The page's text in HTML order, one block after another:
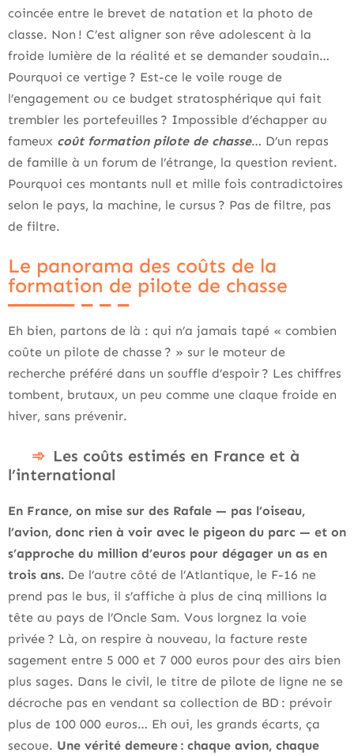
coincée entre le brevet de natation et la photo de
classe. Non ! C’est aligner son rêve adolescent à la
froide lumière de la réalité et se demander soudain…
Pourquoi ce vertige ? Est-ce le voile rouge de
l’engagement ou ce budget stratosphérique qui fait
trembler les portefeuilles ? Impossible d’échapper au
fameux coût formation pilote de chasse… D’un repas
de famille à un forum de l’étrange, la question revient.
Pourquoi ces montants null et mille fois contradictoires
selon le pays, la machine, le cursus ? Pas de filtre, pas
de filtre.
Le panorama des coûts de la
formation de pilote de chasse
Eh bien, partons de là : qui n’a jamais tapé « combien
coûte un pilote de chasse ? » sur le moteur de
recherche préféré dans un souffle d’espoir ? Les chiffres
tombent, brutaux, un peu comme une claque froide en
hiver, sans prévenir.
Les coûts estimés en France et à
l’international
En France, on mise sur des Rafale — pas l’oiseau,
l’avion, donc rien à voir avec le pigeon du parc — et on
s’approche du million d’euros pour dégager un as en
trois ans. De l’autre côté de l’Atlantique, le F-16 ne
prend pas le bus, il s’affiche à plus de cinq millions la
tête au pays de l’Oncle Sam. Vous lorgnez la voie
privée ? Là, on respire à nouveau, la facture reste
sagement entre 5 000 et 7 000 euros pour des airs bien
plus sages. Dans le civil, le titre de pilote de ligne ne se
décroche pas en vendant sa collection de BD : prévoir
plus de 100 000 euros… Eh oui, les grands écarts, ça
secoue. Une vérité demeure : chaque avion, chaque